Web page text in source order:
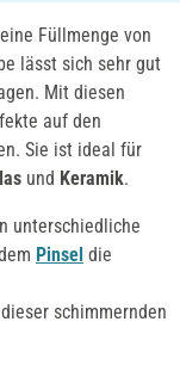
Füllmenge von
lässt sich sehr gut
Mit diesen
auf den
Sie ist ideal für
und Keramik.
unterschiedliche
Pinsel die
schimmernden